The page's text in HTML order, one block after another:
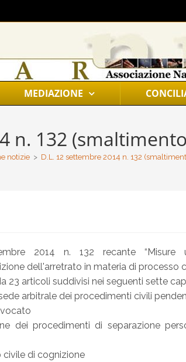
MEDIAZIONE
n. 132
notizie > D.L. 12 settembre 2014 n. 132
2014 n. 132 recante “Misure
dell'arretrato in materia di processo
articoli suddivisi nei seguenti sette
arbitrale dei procedimenti civili
dei procedimenti di separazione
civile di cognizione